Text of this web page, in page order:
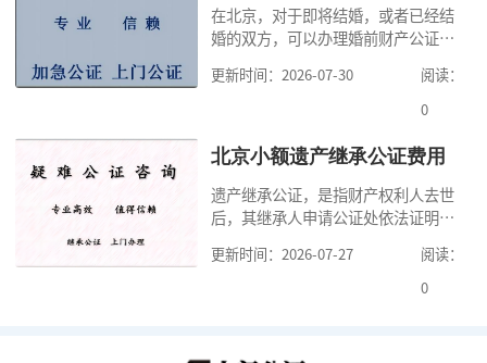
道北京公证需要什么材料,北京公证需
要多少钱？北京公
在北京，对于即将结婚，或者已经结
婚的双方，可以办理婚前财产公证，
式，可以避免个人财产引发的纠纷，
但是，在北京办理婚前财产公证，除
料外，公证咨询告诉大家，我们有必
京婚前财产公证机构？了解这些不仅
有利于我们根
更新时间：2026-07-30
阅读：
0
北京小额遗产继承公证费用
遗产继承公证，是指财产权利人去世
后，其继承人申请公证处依法证明继
的证明活动。通过公证，继承人可以
拿着享有继承权的公证书办理遗产过
更新时间：2026-07-27
阅读：
0